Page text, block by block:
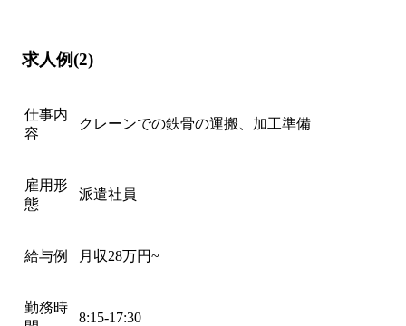
求人例(2)
仕事内
容
クレーンでの鉄骨の運搬、加工準備
雇用形
態
派遣社員
給与例 月収28万円~
勤務時
8:15-17:30